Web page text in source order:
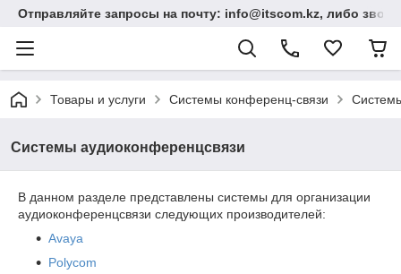
Отправляйте запросы на почту: info@itscom.kz, либо
Товары и услуги Системы конференц-связи
Системы аудиоконференцсвязи
В данном разделе представлены системы для организации
аудиоконференцсвязи следующих производителей:
Avaya
Polycom